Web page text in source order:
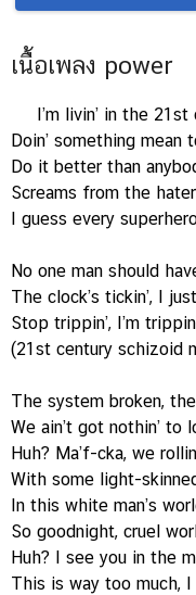
เนื้อเพลง power
I’m livin’ in the 21st
Doin’ something mean
Do it better than
Screams from the
I guess every
No one man should
The clock’s tickin’, I
Stop trippin’, I’m
(21st century schizoid
The system broken,
We ain’t got nothin’ to
Huh? Ma’f-cka, we
With some light-
In this white man’s
So goodnight, cruel
Huh? I see you in the
This is way too much,